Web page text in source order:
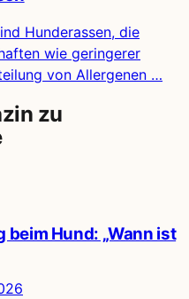
Hunderassen, die
wie geringerer
von Allergenen …
zu
Hund: „Wann ist